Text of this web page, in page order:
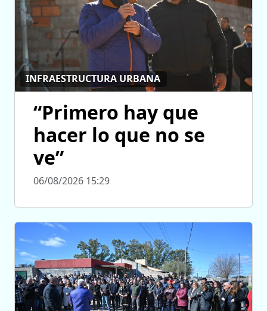
INFRAESTRUCTURA URBANA
“Primero hay que
hacer lo que no se
ve”
06/08/2026 15:29